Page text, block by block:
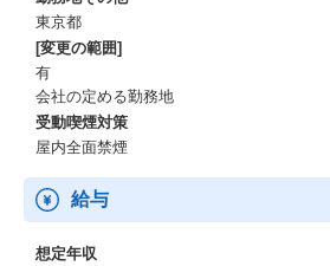
東京都
[変更の範囲]
有
会社の定める勤務地
受動喫煙対策
屋内全面禁煙
給与
想定年収